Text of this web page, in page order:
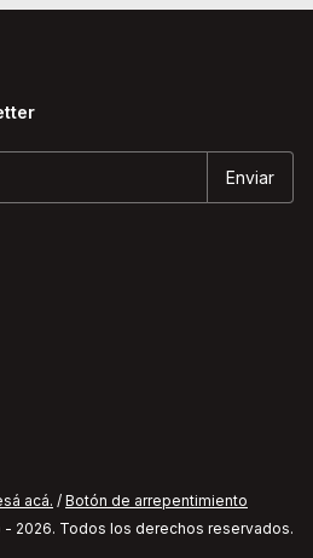
acá. / Botón de arrepentimiento
- 2026. Todos los derechos reservados.